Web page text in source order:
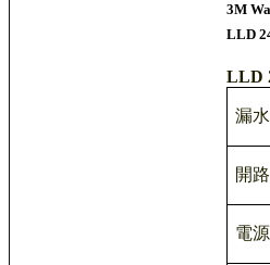
3M
LLD
LLD
漏
開
電